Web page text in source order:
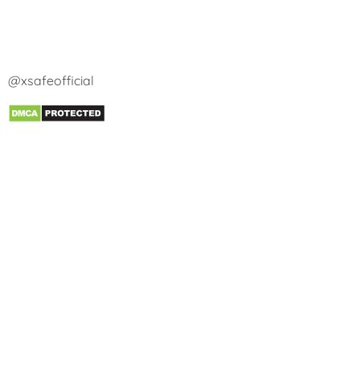
@xsafeofficial